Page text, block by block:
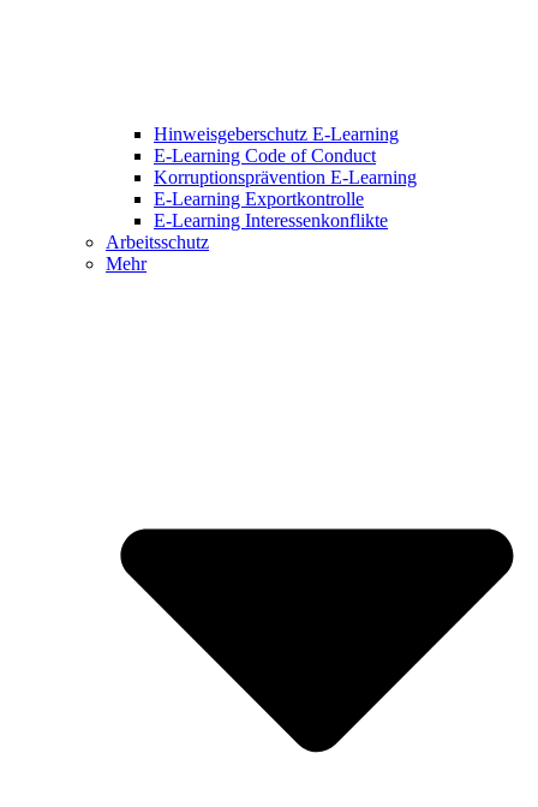
Hinweisgeberschutz E-Learning
E-Learning Code of Conduct
Korruptionsprävention E-Learning
E-Learning Exportkontrolle
E-Learning Interessenkonflikte
Arbeitsschutz
Mehr